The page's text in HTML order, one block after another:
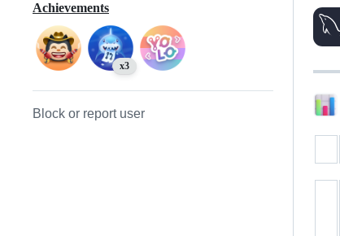
Achievements
x3
Block or report user